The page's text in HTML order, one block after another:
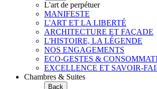
L'art de perpétuer
MANIFESTE
L'ART ET LA LIBERTÉ
ARCHITECTURE ET FAÇADE
L'HISTOIRE, LA LÉGENDE
NOS ENGAGEMENTS
ECO-GESTES &
EXCELLENCE ET SAVOIR-
Chambres & Suites
Back